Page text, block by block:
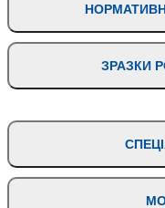
ЗРАЗКИ